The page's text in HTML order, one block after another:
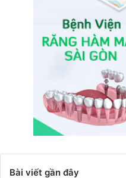
Bài viết gần đây